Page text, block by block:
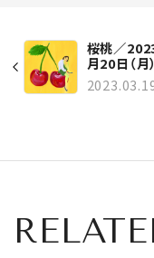
桜桃／
月20日（月
月26日の運